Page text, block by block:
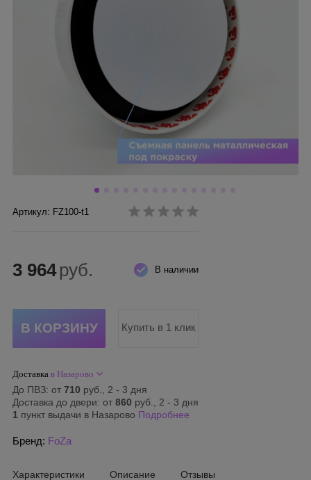
Артикул: FZ100-t1
В наличии
3 964 руб.
Купить в 1 клик
Доставка в Назарово
До ПВЗ: от 710 руб., 2 - 3 дня
Доставка до двери: от 860 руб., 2 - 3 дня
1 пункт выдачи в Назарово Подробнее
Бренд: FoZa
Характеристики Описание Отзывы